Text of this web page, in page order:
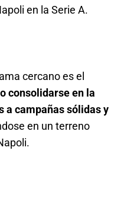
en la Serie A.
cercano es el
consolidarse en la
a campañas sólidas y
en un terreno